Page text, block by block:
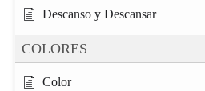
Descanso y Descansar
COLORES
Color